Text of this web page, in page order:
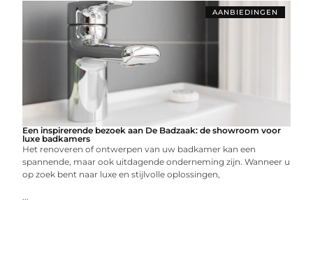
AANBIEDINGEN
Een inspirerende bezoek aan De Badzaak: de showroom voor
luxe badkamers
Het renoveren of ontwerpen van uw badkamer kan een
spannende, maar ook uitdagende onderneming zijn. Wanneer u
op zoek bent naar luxe en stijlvolle oplossingen,
...